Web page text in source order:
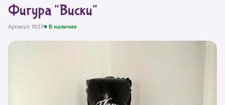
Фигура "Виски"
Артикул: 9019● В наличии